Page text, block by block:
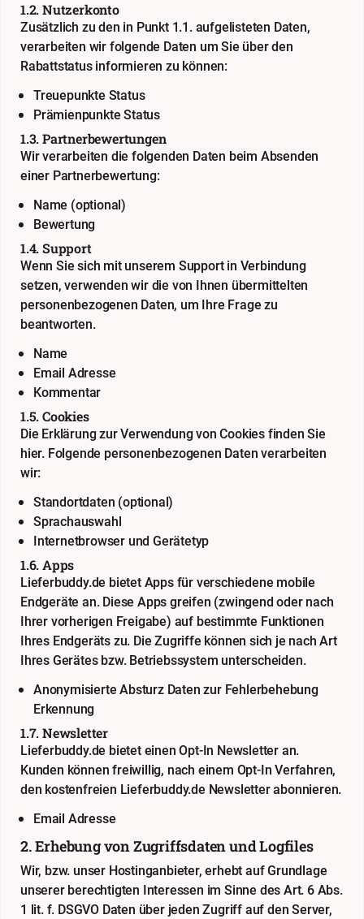
1.2. Nutzerkonto
Zusätzlich zu den in Punkt 1.1. aufgelisteten Daten,
verarbeiten wir folgende Daten um Sie über den
Rabattstatus informieren zu können:
Treuepunkte Status
Prämienpunkte Status
1.3. Partnerbewertungen
Wir verarbeiten die folgenden Daten beim Absenden
einer Partnerbewertung:
Name (optional)
Bewertung
1.4. Support
Wenn Sie sich mit unserem Support in Verbindung
setzen, verwenden wir die von Ihnen übermittelten
personenbezogenen Daten, um Ihre Frage zu
beantworten.
Name
Email Adresse
Kommentar
1.5. Cookies
Die Erklärung zur Verwendung von Cookies finden Sie
hier. Folgende personenbezogenen Daten verarbeiten
wir:
Standortdaten (optional)
Sprachauswahl
Internetbrowser und Gerätetyp
1.6. Apps
Lieferbuddy.de bietet Apps für verschiedene mobile
Endgeräte an. Diese Apps greifen (zwingend oder nach
Ihrer vorherigen Freigabe) auf bestimmte Funktionen
Ihres Endgeräts zu. Die Zugriffe können sich je nach Art
Ihres Gerätes bzw. Betriebssystem unterscheiden.
Anonymisierte Absturz Daten zur Fehlerbehebung
Erkennung
1.7. Newsletter
Lieferbuddy.de bietet einen Opt-In Newsletter an.
Kunden können freiwillig, nach einem Opt-In Verfahren,
den kostenfreien Lieferbuddy.de Newsletter abonnieren.
Email Adresse
2. Erhebung von Zugriffsdaten und Logfiles
Wir, bzw. unser Hostinganbieter, erhebt auf Grundlage
unserer berechtigten Interessen im Sinne des Art. 6 Abs.
1 lit. f. DSGVO Daten über jeden Zugriff auf den Server,